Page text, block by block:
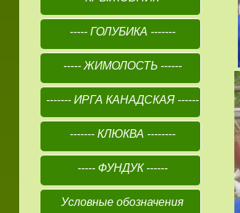
----- ГОЛУБИКА -------
----- ЖИМОЛОСТЬ ------
------- ИРГА КАНАДСКАЯ ------
------- КЛЮКВА --------
----- ФУНДУК ------
Условные обозначения